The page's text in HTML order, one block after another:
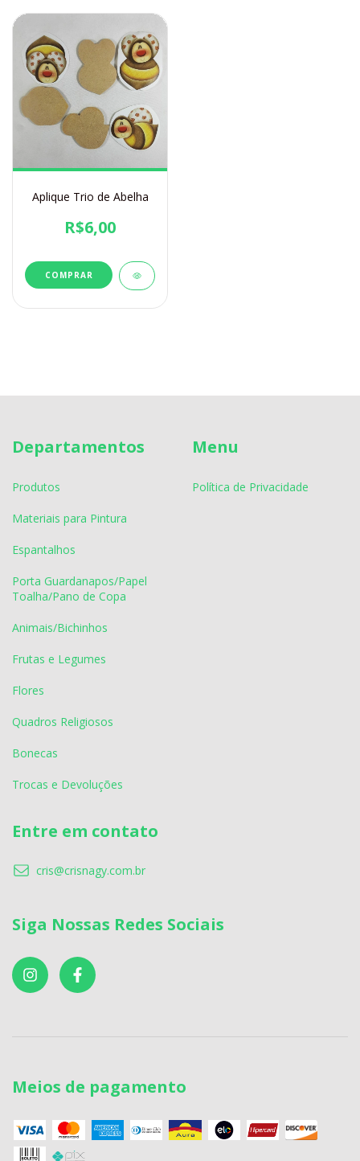
Aplique Trio de Abelha
R$6,00
Departamentos
Produtos
Materiais para Pintura
Espantalhos
Porta Guardanapos/Papel
Toalha/Pano de Copa
Animais/Bichinhos
Frutas e Legumes
Flores
Quadros Religiosos
Bonecas
Trocas e Devoluções
Menu
Política de Privacidade
Entre em contato
cris@crisnagy.com.br
Siga Nossas Redes Sociais
Meios de pagamento